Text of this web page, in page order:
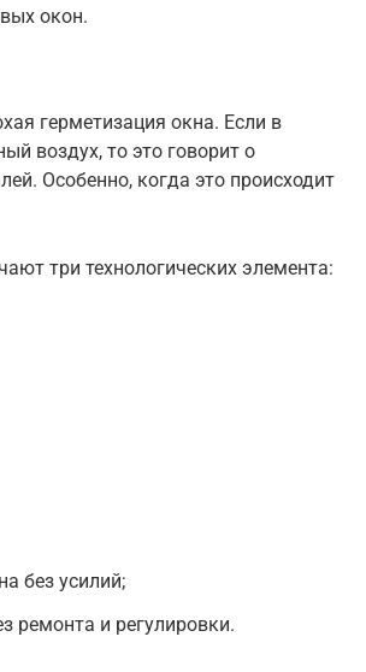
окон.
герметизация окна. Если в
воздух, то это говорит о
Особенно, когда это происходит
три технологических элемента:
без усилий;
ремонта и регулировки.